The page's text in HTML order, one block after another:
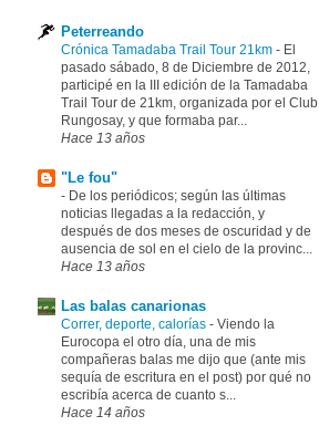
Peterreando
Crónica Tamadaba Trail Tour 21km - El
pasado sábado, 8 de Diciembre de 2012,
participé en la III edición de la Tamadaba
Trail Tour de 21km, organizada por el Club
Rungosay, y que formaba par...
Hace 13 años
"Le fou"
- De los periódicos; según las últimas
noticias llegadas a la redacción, y
después de dos meses de oscuridad y de
ausencia de sol en el cielo de la provinc...
Hace 13 años
Las balas canarionas
Correr, deporte, calorías - Viendo la
Eurocopa el otro día, una de mis
compañeras balas me dijo que (ante mis
sequía de escritura en el post) por qué no
escribía acerca de cuanto s...
Hace 14 años